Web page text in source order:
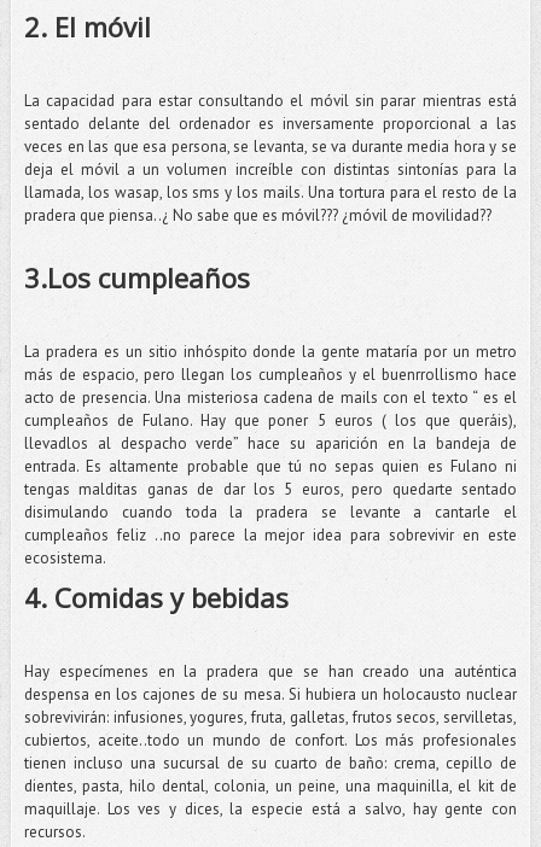
2. El móvil
La capacidad para estar consultando el móvil sin parar mientras está
sentado delante del ordenador es inversamente proporcional a las
veces en las que esa persona, se levanta, se va durante media hora y se
deja el móvil a un volumen increíble con distintas sintonías para la
llamada, los wasap, los sms y los mails. Una tortura para el resto de la
pradera que piensa..¿ No sabe que es móvil??? ¿móvil de movilidad??
3.Los cumpleaños
La pradera es un sitio inhóspito donde la gente mataría por un metro
más de espacio, pero llegan los cumpleaños y el buenrrollismo hace
acto de presencia. Una misteriosa cadena de mails con el texto “ es el
cumpleaños de Fulano. Hay que poner 5 euros ( los que queráis),
llevadlos al despacho verde” hace su aparición en la bandeja de
entrada. Es altamente probable que tú no sepas quien es Fulano ni
tengas malditas ganas de dar los 5 euros, pero quedarte sentado
disimulando cuando toda la pradera se levante a cantarle el
cumpleaños feliz ..no parece la mejor idea para sobrevivir en este
ecosistema.
4. Comidas y bebidas
Hay especímenes en la pradera que se han creado una auténtica
despensa en los cajones de su mesa. Si hubiera un holocausto nuclear
sobrevivirán: infusiones, yogures, fruta, galletas, frutos secos, servilletas,
cubiertos, aceite..todo un mundo de confort. Los más profesionales
tienen incluso una sucursal de su cuarto de baño: crema, cepillo de
dientes, pasta, hilo dental, colonia, un peine, una maquinilla, el kit de
maquillaje. Los ves y dices, la especie está a salvo, hay gente con
recursos.